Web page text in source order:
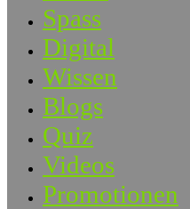
Spass
Digital
Wissen
Blogs
Quiz
Videos
Promotionen